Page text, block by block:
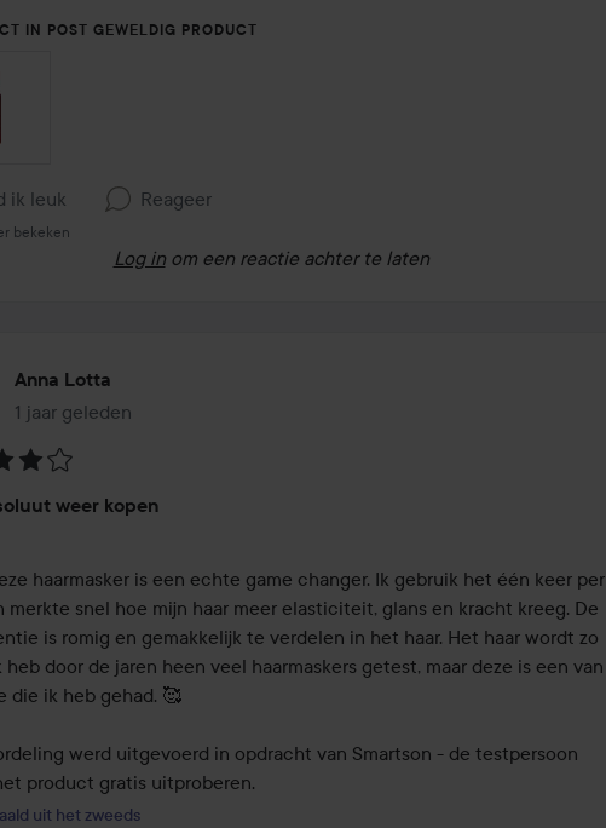
IN POST GEWELDIG PRODUCT
ik leuk Reageer
bekeken
Log in om een reactie achter te laten
Anna Lotta
1 jaar geleden
Het bericht is gemaakt 1 jaar geleden
weer kopen
haarmasker is een echte game changer. Ik gebruik het één keer per
merkte snel hoe mijn haar meer elasticiteit, glans en kracht kreeg. De
is romig en gemakkelijk te verdelen in het haar. Het haar wordt zo
heb door de jaren heen veel haarmaskers getest, maar deze is een van
die ik heb gehad. 🥰
werd uitgevoerd in opdracht van Smartson - de testpersoon
product gratis uitproberen.
uit het zweeds